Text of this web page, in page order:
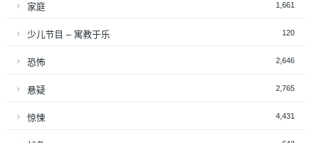
家庭 1,661
少儿节目 – 寓教于乐 120
恐怖 2,646
悬疑 2,765
惊悚 4,431